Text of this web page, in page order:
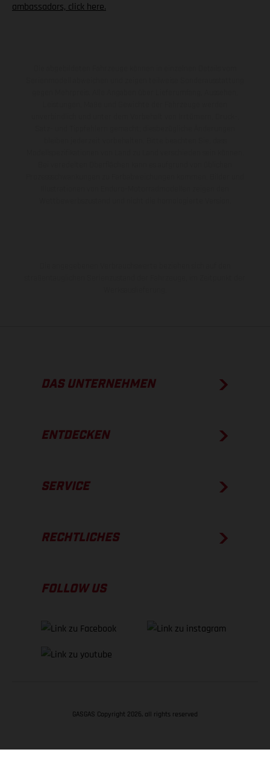
ambassadors, click here.
DAS UNTERNEHMEN
ENTDECKEN
SERVICE
RECHTLICHES
FOLLOW US
GASGAS Copyright 2026, all rights reserved